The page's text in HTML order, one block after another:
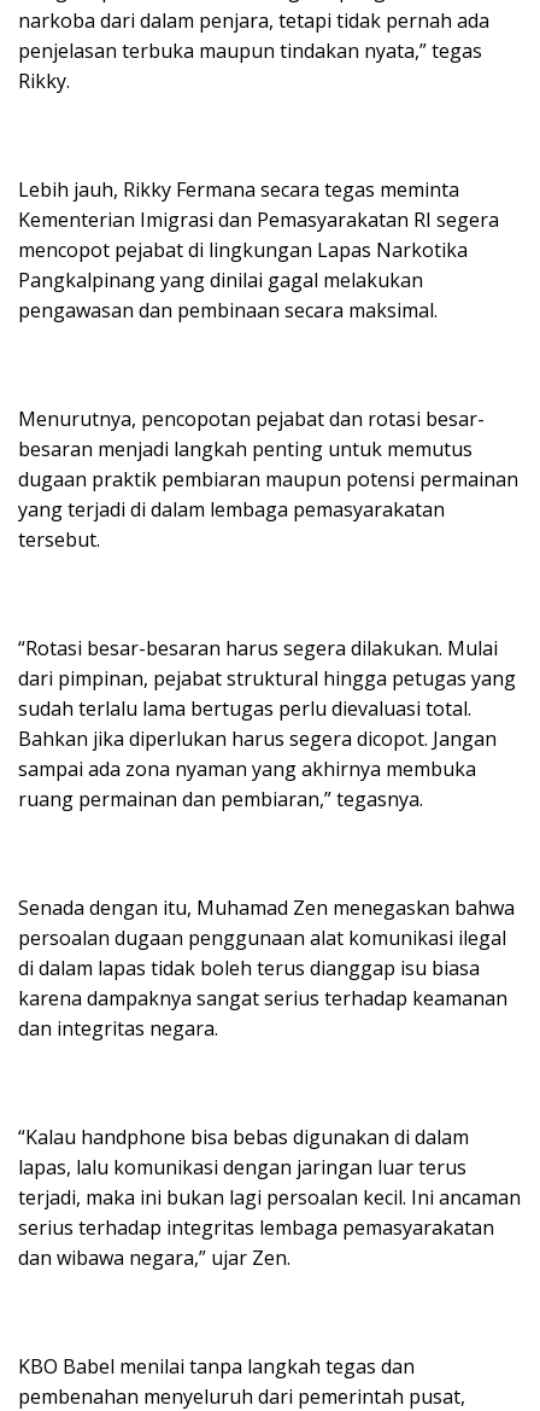
narkoba dari dalam penjara, tetapi tidak pernah ada
penjelasan terbuka maupun tindakan nyata,” tegas
Rikky.
Lebih jauh, Rikky Fermana secara tegas meminta
Kementerian Imigrasi dan Pemasyarakatan RI segera
mencopot pejabat di lingkungan Lapas Narkotika
Pangkalpinang yang dinilai gagal melakukan
pengawasan dan pembinaan secara maksimal.
Menurutnya, pencopotan pejabat dan rotasi besar-
besaran menjadi langkah penting untuk memutus
dugaan praktik pembiaran maupun potensi permainan
yang terjadi di dalam lembaga pemasyarakatan
tersebut.
“Rotasi besar-besaran harus segera dilakukan. Mulai
dari pimpinan, pejabat struktural hingga petugas yang
sudah terlalu lama bertugas perlu dievaluasi total.
Bahkan jika diperlukan harus segera dicopot. Jangan
sampai ada zona nyaman yang akhirnya membuka
ruang permainan dan pembiaran,” tegasnya.
Senada dengan itu, Muhamad Zen menegaskan bahwa
persoalan dugaan penggunaan alat komunikasi ilegal
di dalam lapas tidak boleh terus dianggap isu biasa
karena dampaknya sangat serius terhadap keamanan
dan integritas negara.
“Kalau handphone bisa bebas digunakan di dalam
lapas, lalu komunikasi dengan jaringan luar terus
terjadi, maka ini bukan lagi persoalan kecil. Ini ancaman
serius terhadap integritas lembaga pemasyarakatan
dan wibawa negara,” ujar Zen.
KBO Babel menilai tanpa langkah tegas dan
pembenahan menyeluruh dari pemerintah pusat,